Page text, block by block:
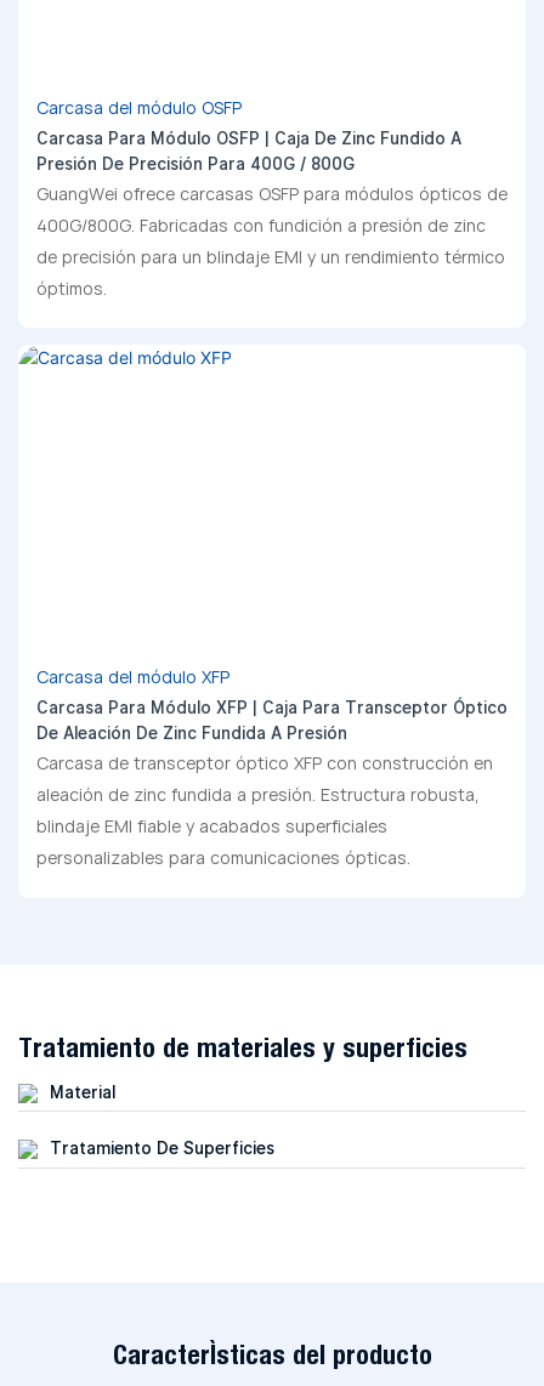
Carcasa del módulo OSFP
Carcasa Para Módulo OSFP | Caja De Zinc Fundido A
Presión De Precisión Para 400G / 800G
GuangWei ofrece carcasas OSFP para módulos ópticos de
400G/800G. Fabricadas con fundición a presión de zinc
de precisión para un blindaje EMI y un rendimiento térmico
óptimos.
Carcasa del módulo XFP
Carcasa Para Módulo XFP | Caja Para Transceptor Óptico
De Aleación De Zinc Fundida A Presión
Carcasa de transceptor óptico XFP con construcción en
aleación de zinc fundida a presión. Estructura robusta,
blindaje EMI fiable y acabados superficiales
personalizables para comunicaciones ópticas.
Tratamiento de materiales y superficies
Material
Tratamiento De Superficies
Características del producto